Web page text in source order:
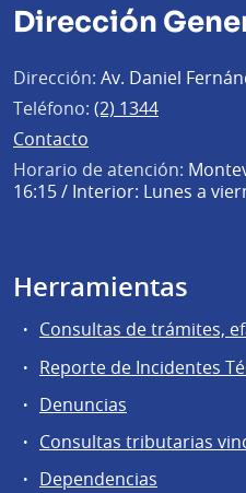
Dirección
Dirección: Av. Daniel
Teléfono: (2) 1344
Contacto
Horario de atención:
16:15 / Interior: Lunes a
Herramientas
Consultas de trámites,
Reporte de Incidentes
Denuncias
Consultas tributarias
Dependencias